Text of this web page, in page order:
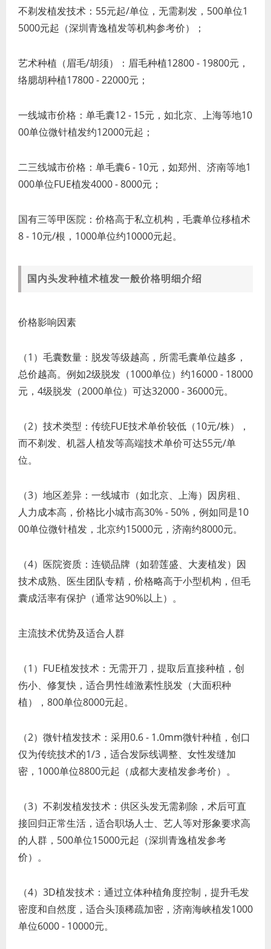
不剃发植发技术：55元起/单位，无需剃发，500单位1
5000元起（深圳青逸植发等机构参考价）；
艺术种植（眉毛/胡须）：眉毛种植12800 - 19800元，
络腮胡种植17800 - 22000元；
一线城市价格：单毛囊12 - 15元，如北京、上海等地10
00单位微针植发约12000元起；
二三线城市价格：单毛囊6 - 10元，如郑州、济南等地1
000单位FUE植发4000 - 8000元；
国有三等甲医院：价格高于私立机构，毛囊单位移植术
8 - 10元/根，1000单位约10000元起。
国内头发种植术植发一般价格明细介绍
价格影响因素
（1）毛囊数量：脱发等级越高，所需毛囊单位越多，
总价越高。例如2级脱发（1000单位）约16000 - 18000
元，4级脱发（2000单位）可达32000 - 36000元。
（2）技术类型：传统FUE技术单价较低（10元/株），
而不剃发、机器人植发等高端技术单价可达55元/单
位。
（3）地区差异：一线城市（如北京、上海）因房租、
人力成本高，价格比小城市高30% - 50%，例如同是10
00单位微针植发，北京约15000元，济南约8000元。
（4）医院资质：连锁品牌（如碧莲盛、大麦植发）因
技术成熟、医生团队专精，价格略高于小型机构，但毛
囊成活率有保护（通常达90%以上）。
主流技术优势及适合人群
（1）FUE植发技术：无需开刀，提取后直接种植，创
伤小、修复快，适合男性雄激素性脱发（大面积种
植），800单位8000元起。
（2）微针植发技术：采用0.6 - 1.0mm微针种植，创口
仅为传统技术的1/3，适合发际线调整、女性发缝加
密，1000单位8800元起（成都大麦植发参考价）。
（3）不剃发植发技术：供区头发无需剃除，术后可直
接回归正常生活，适合职场人士、艺人等对形象要求高
的人群，500单位15000元起（深圳青逸植发参考
价）。
（4）3D植发技术：通过立体种植角度控制，提升毛发
密度和自然度，适合头顶稀疏加密，济南海峡植发1000
单位6000 - 10000元。